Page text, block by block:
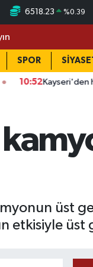
6518.23 %0.39
SPOR
Kayseri'den havalandı:
üst
üst